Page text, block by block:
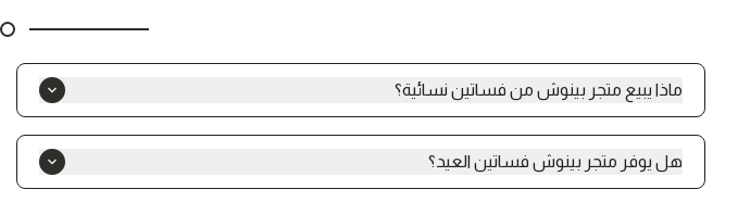
ماذا يبيع متجر بينوش من فساتين نسائية؟
السعودي.
هل يوفر متجر بينوش فساتين العيد؟